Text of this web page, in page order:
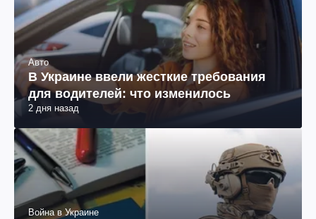
Авто
В Украине ввели жесткие требования
для водителей: что изменилось
2 дня назад
Война в Украине